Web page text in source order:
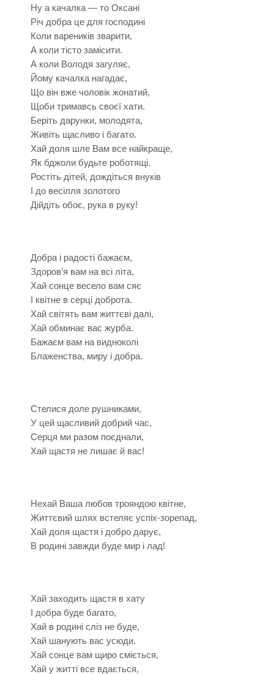
Ну а качалка — то Оксані
Річ добра це для господині
Коли вареників зварити,
А коли тісто замісити.
А коли Володя загуляє,
Йому качалка нагадає,
Що він вже чоловік жонатий,
Щоби тримавсь своєї хати.
Беріть дарунки, молодята,
Живіть щасливо і багато.
Хай доля шле Вам все найкраще,
Як бджоли будьте роботящі.
Ростіть дітей, дождіться внуків
І до весілля золотого
Дійдіть обоє, рука в руку!
Добра і радості бажаєм,
Здоров’я вам на всі літа,
Хай сонце весело вам сяє
І квітне в серці доброта.
Хай світять вам життєві далі,
Хай обминає вас журба.
Бажаєм вам на видноколі
Блаженства, миру і добра.
Стелися доле рушниками,
У цей щасливий добрий час,
Серця ми разом поєднали,
Хай щастя не лишає й вас!
Нехай Ваша любов трояндою квітне,
Життєвий шлях встеляє успіх-зорепад,
Хай доля щастя і добро дарує,
В родині завжди буде мир і лад!
Хай заходить щастя в хату
І добра буде багато,
Хай в родині сліз не буде,
Хай шанують вас усюди.
Хай сонце вам щиро сміється,
Хай у житті все вдається,